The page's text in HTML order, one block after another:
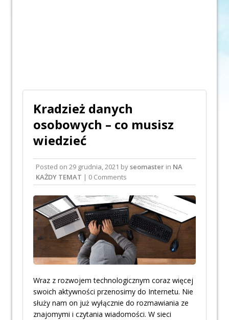
Kradzież danych
osobowych – co musisz
wiedzieć
Posted on 29 grudnia, 2021 byseomaster in NA
KAŻDY TEMAT | 0 Comments
Wraz z rozwojem technologicznym coraz więcej
swoich aktywności przenosimy do Internetu. Nie
służy nam on już wyłącznie do rozmawiania ze
znajomymi i czytania wiadomości. W sieci